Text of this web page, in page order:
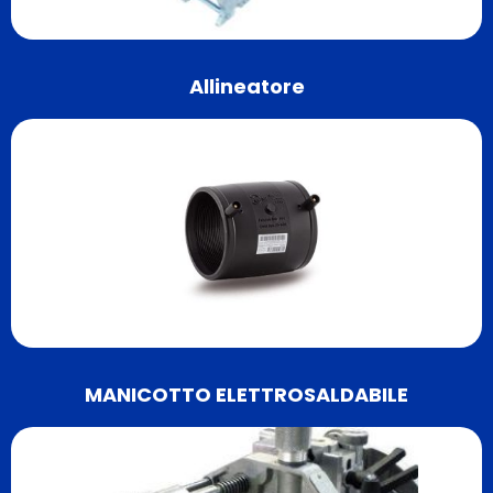
Allineatore
MANICOTTO ELETTROSALDABILE